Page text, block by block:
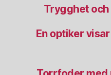
Trygghet
En optiker